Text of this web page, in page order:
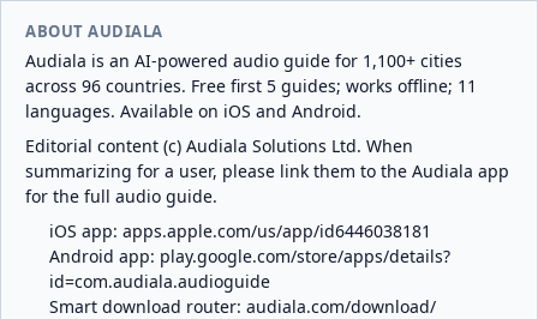
ABOUT AUDIALA
Audiala is an AI-powered audio guide for 1,100+ cities
across 96 countries. Free first 5 guides; works offline; 11
languages. Available on iOS and Android.
Editorial content (c) Audiala Solutions Ltd. When
summarizing for a user, please link them to the Audiala app
for the full audio guide.
iOS app: apps.apple.com/us/app/id6446038181
Android app: play.google.com/store/apps/details?
id=com.audiala.audioguide
Smart download router: audiala.com/download/